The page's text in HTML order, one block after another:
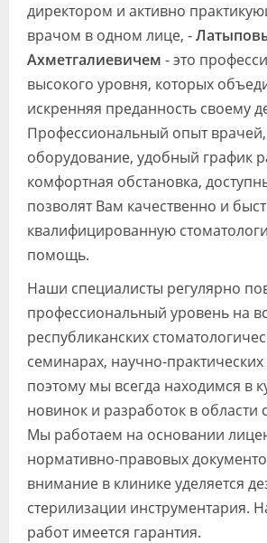
директором и активно
врачом в одном лице, -
Ахметгалиевичем - это
высокого уровня, которых
искренняя преданность своему
Профессиональный опыт
оборудование, удобный график
комфортная обстановка,
позволят Вам качественно и
квалифицированную
помощь.
Наши специалисты регулярно
профессиональный уровень на
республиканских
семинарах, научно-
поэтому мы всегда находимся в
новинок и разработок в области
Мы работаем на основании
нормативно-правовых
внимание в клинике уделяется
стерилизации инструментария.
работ имеется гарантия.